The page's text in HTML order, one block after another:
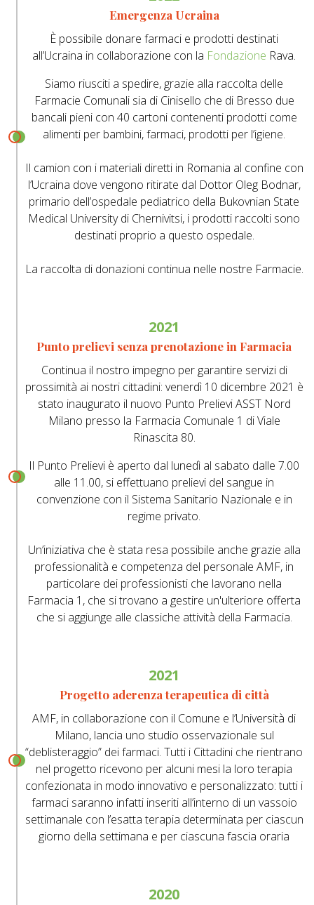
Emergenza Ucraina
È possibile donare farmaci e prodotti destinati
all’Ucraina in collaborazione con la Fondazione Rava.
Siamo riusciti a spedire, grazie alla raccolta delle
Farmacie Comunali sia di Cinisello che di Bresso due
bancali pieni con 40 cartoni contenenti prodotti come
alimenti per bambini, farmaci, prodotti per l’igiene.
Il camion con i materiali diretti in Romania al confine con
l’Ucraina dove vengono ritirate dal Dottor Oleg Bodnar,
primario dell’ospedale pediatrico della Bukovnian State
Medical University di Chernivitsi, i prodotti raccolti sono
destinati proprio a questo ospedale.
La raccolta di donazioni continua nelle nostre Farmacie.
2021
Punto prelievi senza prenotazione in Farmacia
Continua il nostro impegno per garantire servizi di
prossimità ai nostri cittadini: venerdì 10 dicembre 2021 è
stato inaugurato il nuovo Punto Prelievi ASST Nord
Milano presso la Farmacia Comunale 1 di Viale
Rinascita 80.
Il Punto Prelievi è aperto dal lunedì al sabato dalle 7.00
alle 11.00, si effettuano prelievi del sangue in
convenzione con il Sistema Sanitario Nazionale e in
regime privato.
Un’iniziativa che è stata resa possibile anche grazie alla
professionalità e competenza del personale AMF, in
particolare dei professionisti che lavorano nella
Farmacia 1, che si trovano a gestire un'ulteriore offerta
che si aggiunge alle classiche attività della Farmacia.
2021
Progetto aderenza terapeutica di città
AMF, in collaborazione con il Comune e l’Università di
Milano, lancia uno studio osservazionale sul
“deblisteraggio” dei farmaci. Tutti i Cittadini che rientrano
nel progetto ricevono per alcuni mesi la loro terapia
confezionata in modo innovativo e personalizzato: tutti i
farmaci saranno infatti inseriti all’interno di un vassoio
settimanale con l’esatta terapia determinata per ciascun
giorno della settimana e per ciascuna fascia oraria
2020